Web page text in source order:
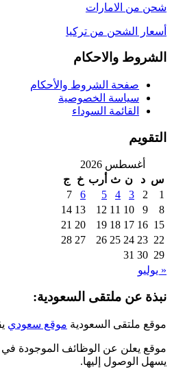
شحن من الامارات
أسعار الشحن من تركيا
الشروط والاحكام
صفحة الشروط والأحكام
سياسة الخصوصية
القائمة السوداء
التقويم
أغسطس 2026
س د ن ث أرب خ
ج
1
2
3
4
5
6
7
8
9
10
11
12
13
14
15
16
17
18
19
20
21
22
23
24
25
26
27
28
29
30
31
« يوليو
نبذة عن ملتقى السعودية:
موقع ملتقى السعودية موقع سعودي
موقع يعلن عن الوظائف الموجودة في
يسهل الوصول إليها.